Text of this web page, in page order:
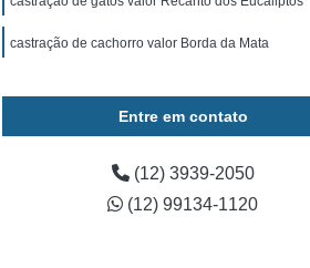
Laboratoriais para Animais
Exames Laboratoriais para Cães
Exames Laboratoriais para Pets
Laboratoriais Veterinários Caçapava
Laboratório para Animais
castração de cachorro valor Borda da Mata
Entre em contato
(12) 3939-2050
(12) 99134-1120